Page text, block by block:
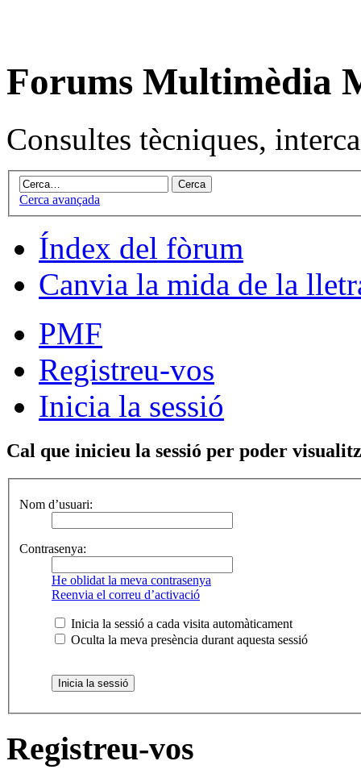
Forums Multimèdia
Consultes tècniques,
Cerca avançada
Índex del fòrum
Canvia la mida de la
PMF
Registreu-vos
Inicia la sessió
Cal que inicieu la sessió per poder
Nom d’usuari:
Contrasenya:
He oblidat la meva contrasenya
Reenvia el correu d’activació
Inicia la sessió a cada visita automàticament
Oculta la meva presència durant aquesta sessió
Registreu-vos